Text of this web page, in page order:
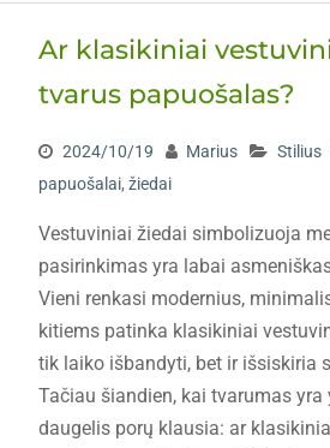
Ar klasikiniai
tvarus papuošalas?
2024/10/19 Marius Stilius
papuošalai, žiedai
Vestuviniai žiedai simbolizuoja
pasirinkimas yra labai
Vieni renkasi modernius,
kitiems patinka klasikiniai
tik laiko išbandyti, bet ir išsiskiria
Tačiau šiandien, kai tvarumas yra
daugelis porų klausia: ar